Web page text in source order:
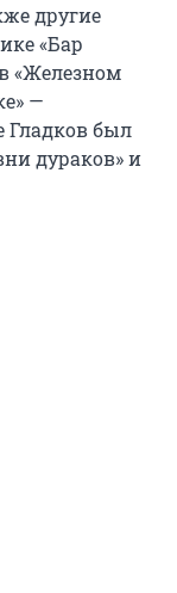
другие
«Бар
«Железном
—
Гладков был
дураков» и